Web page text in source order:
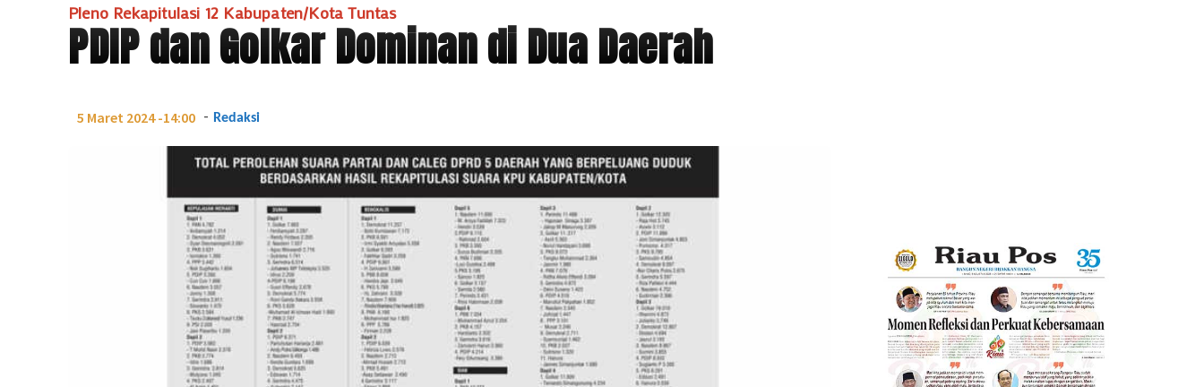
Pleno Rekapitulasi 12 Kabupaten/Kota Tuntas
PDIP dan Golkar Dominan di Dua Daerah
5 Maret 2024 -14:00 - Redaksi